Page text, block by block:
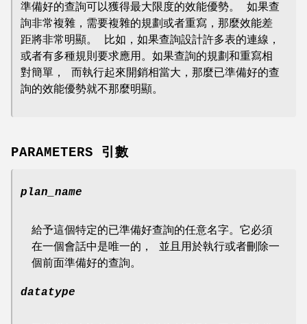
準備好的查詢可以獲得最大限度的效能優勢。 如果查
詢非常複雜，需要複雜的規劃或者重寫，那麼效能差
距將非常明顯。 比如，如果查詢設計許多表的連線，
或者有多種規則要求應用。如果查詢的規劃和重寫相
對簡單， 而執行起來開銷相當大，那麼已準備好的查
詢的效能優勢就不那麼明顯。
PARAMETERS 引數
plan_name
給予這個特定的已準備好查詢的任意名字。它必須
在一個會話中是唯一的， 並且用於執行或者刪除一
個前面準備好的查詢。
datatype